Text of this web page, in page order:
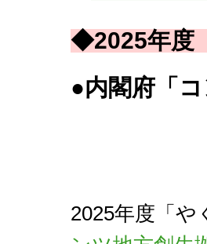
◆2025年度
●内閣府「
2025年度「や